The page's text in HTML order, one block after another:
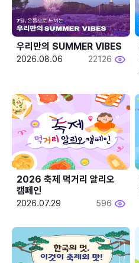
우리만의 SUMMER VIBES
2026.08.06 22126
2026 축제 먹거리 알리오
캠페인
2026.07.29 596